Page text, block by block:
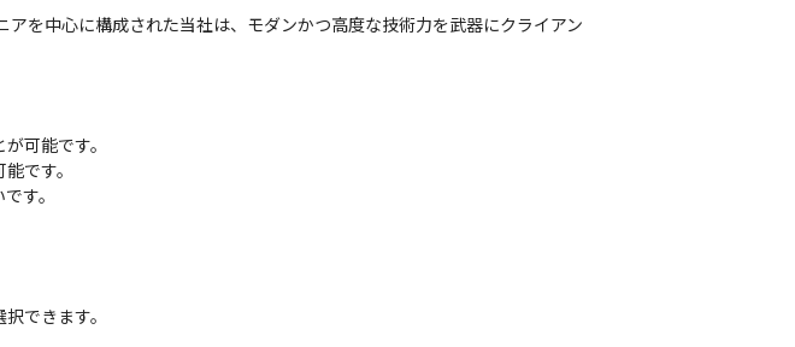
を中心に構成された当社は、モダンかつ高度な技術力を武器にクライアン
可能です。
です。
す。
できます。